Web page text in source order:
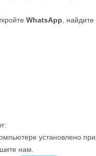
WhatsApp ,
установлено
нам.